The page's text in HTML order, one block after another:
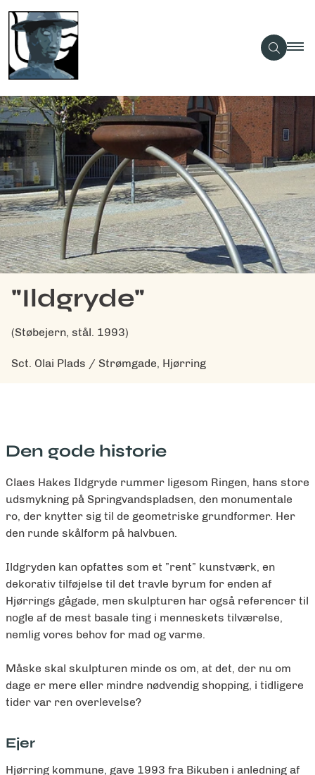
"Ildgryde"
(Støbejern, stål. 1993)
Sct. Olai Plads / Strømgade, Hjørring
Den gode historie
Claes Hakes Ildgryde rummer ligesom Ringen, hans store
udsmykning på Springvandspladsen, den monumentale
ro, der knytter sig til de geometriske grundformer. Her
den runde skålform på halvbuen.
Ildgryden kan opfattes som et ”rent” kunstværk, en
dekorativ tilføjelse til det travle byrum for enden af
Hjørrings gågade, men skulpturen har også referencer til
nogle af de mest basale ting i menneskets tilværelse,
nemlig vores behov for mad og varme.
Måske skal skulpturen minde os om, at det, der nu om
dage er mere eller mindre nødvendig shopping, i tidligere
tider var ren overlevelse?
Ejer
Hjørring kommune, gave 1993 fra Bikuben i anledning af